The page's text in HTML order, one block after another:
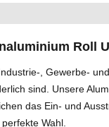
Roll
, Gewerbe-
sind. Unsere
das Ein- und
Wahl.